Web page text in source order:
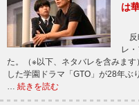
は
反
レ
た。（※以下、ネタバレを含みま
した学園ドラマ「GTO」が28年ぶ
続きを読む